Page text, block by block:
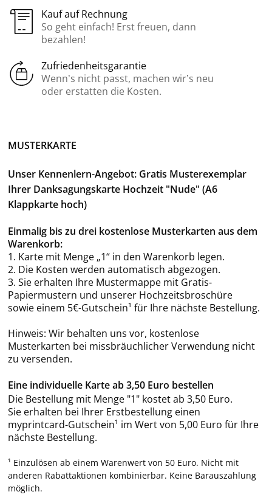
Kauf auf Rechnung
So geht einfach! Erst freuen, dann
bezahlen!
Zufriedenheitsgarantie
Wenn’s nicht passt, machen wir’s neu
oder erstatten die Kosten.
MUSTERKARTE
Unser Kennenlern-Angebot: Gratis Musterexemplar
Ihrer Danksagungskarte Hochzeit "Nude" (A6
Klappkarte hoch)
Einmalig bis zu drei kostenlose Musterkarten aus dem
Warenkorb:
1. Karte mit Menge „1“ in den Warenkorb legen.
2. Die Kosten werden automatisch abgezogen.
3. Sie erhalten Ihre Mustermappe mit Gratis-
Papiermustern und unserer Hochzeitsbroschüre
sowie einem 5€-Gutschein¹ für Ihre nächste Bestellung.
Hinweis: Wir behalten uns vor, kostenlose
Musterkarten bei missbräuchlicher Verwendung nicht
zu versenden.
Eine individuelle Karte ab 3,50 Euro bestellen
Die Bestellung mit Menge "1" kostet ab 3,50 Euro.
Sie erhalten bei Ihrer Erstbestellung einen
myprintcard-Gutschein¹ im Wert von 5,00 Euro für Ihre
nächste Bestellung.
¹ Einzulösen ab einem Warenwert von 50 Euro. Nicht mit
anderen Rabattaktionen kombinierbar. Keine Barauszahlung
möglich.